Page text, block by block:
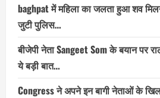
baghpat में महिला का जलता हुआ शव
जुटी पुलिस…
बीजेपी नेता Sangeet Som के बयान पर
ये बड़ी बात…
Congress ने अपने इन बागी नेताओं के